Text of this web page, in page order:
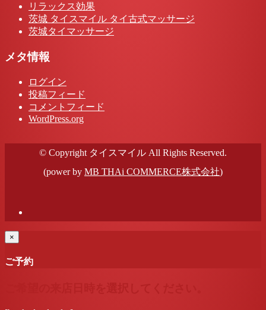
リラックス効果
茨城 タイスマイル タイ古式マッサージ
茨城タイマッサージ
メタ情報
ログイン
投稿フィード
コメントフィード
WordPress.org
© Copyright タイスマイル All Rights Reserved.
(power by MB THAi COMMERCE株式会社)
×
ご予約